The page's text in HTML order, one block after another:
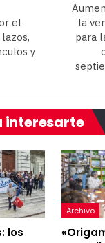
el
y
la
para
interesarte
los
Archivo